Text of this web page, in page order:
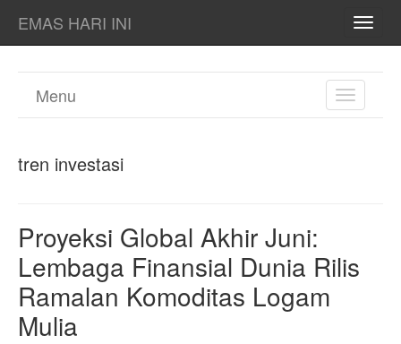
EMAS HARI INI
TOGGLE
Menu
tren investasi
Proyeksi Global Akhir Juni:
Lembaga Finansial Dunia Rilis
Ramalan Komoditas Logam
Mulia